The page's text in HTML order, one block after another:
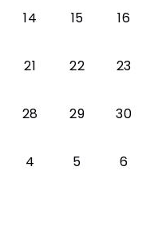
14 15 16
21 22 23
28 29 30
4 5 6